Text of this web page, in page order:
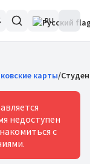
RU
карты/
недоступен
с